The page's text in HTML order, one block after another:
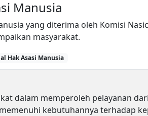
Manusia
yang diterima oleh Komisi
masyarakat.
Hak Asasi Manusia
dalam memperoleh pelayanan
kebutuhannya terhadap